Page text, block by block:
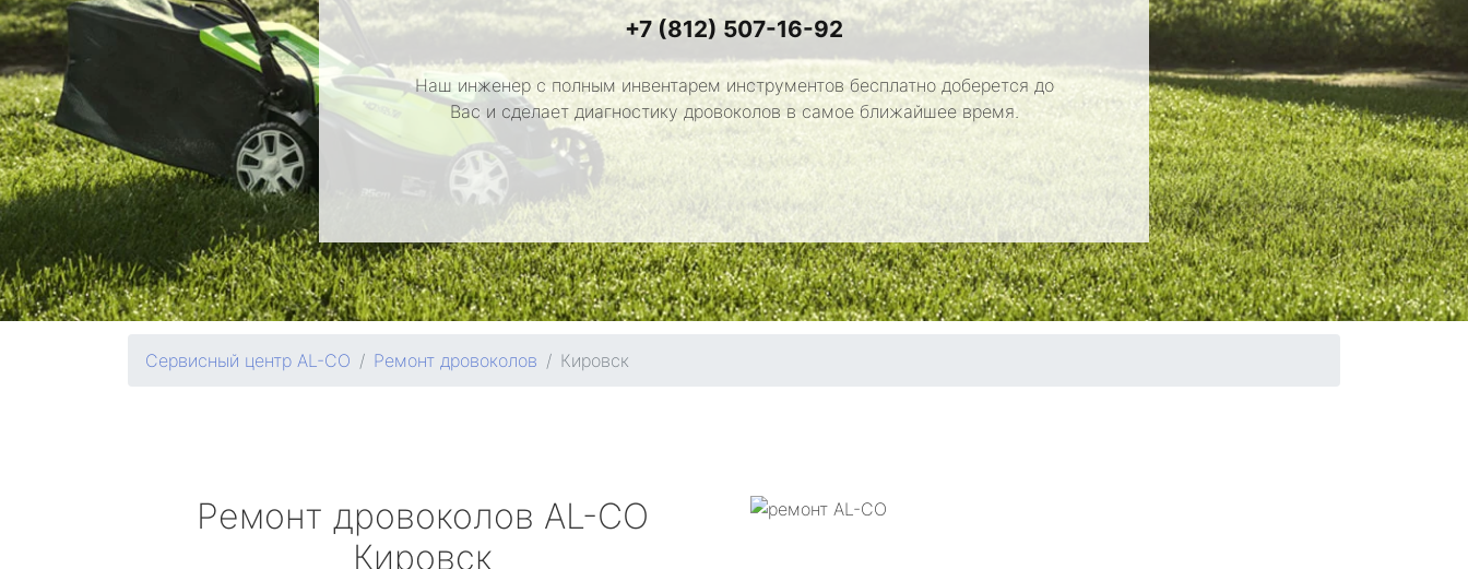
+7 (812) 507-16-92
Наш инженер с полным инвентарем инструментов бесплатно доберется до
Вас и сделает диагностику дровоколов в самое ближайшее время.
Сервисный центр AL-CO Ремонт дровоколов Кировск
Ремонт дровоколов AL-CO
Кировск